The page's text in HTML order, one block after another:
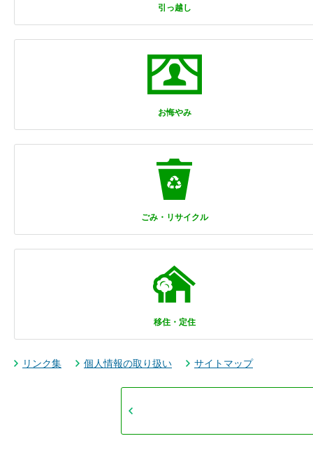
引っ越し
お悔やみ
ごみ・リサイクル
移住・定住
リンク集 個人情報の取り扱い サイトマップ